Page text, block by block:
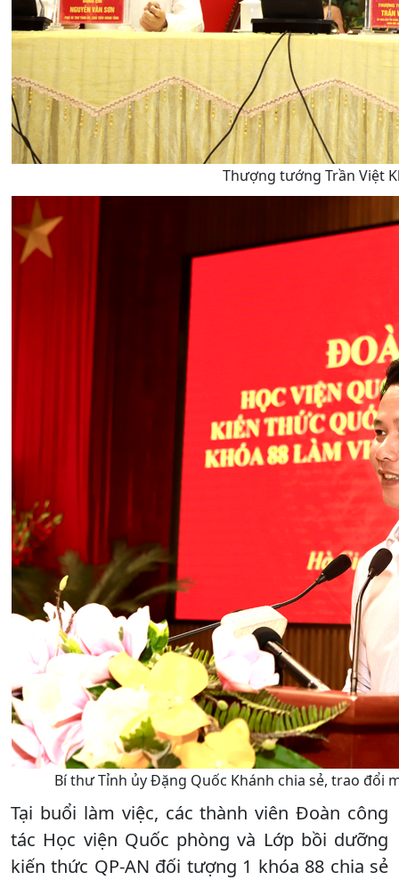
Thượng tướng Trần Việt
Bí thư Tỉnh ủy Đặng Quốc Khánh chia sẻ, trao đổi
Tại buổi làm việc, các thành viên Đoàn công
tác Học viện Quốc phòng và Lớp bồi dưỡng
kiến thức QP-AN đối tượng 1 khóa 88 chia sẻ